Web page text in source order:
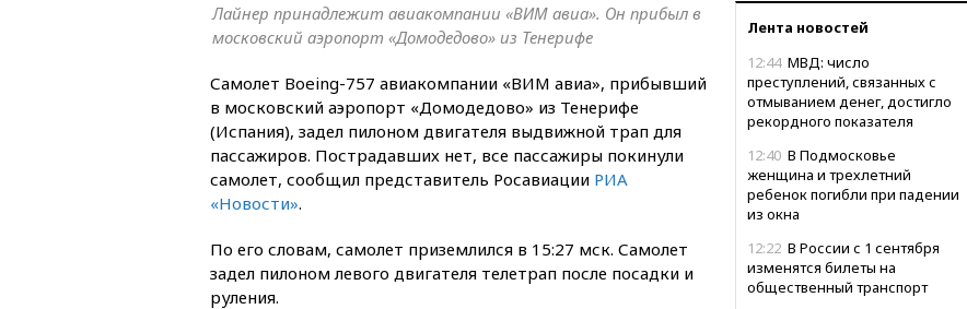
Лента новостей
12:44 МВД: число
преступлений, связанных с
отмыванием денег, достигло
рекордного показателя
12:40 В Подмосковье
женщина и трехлетний
ребенок погибли при падении
из окна
12:22 В России с 1 сентября
изменятся билеты на
общественный транспорт
Лайнер принадлежит авиакомпании «ВИМ авиа». Он прибыл в
московский аэропорт «Домодедово» из Тенерифе
Самолет Boeing-757 авиакомпании «ВИМ авиа», прибывший
в московский аэропорт «Домодедово» из Тенерифе
(Испания), задел пилоном двигателя выдвижной трап для
пассажиров. Пострадавших нет, все пассажиры покинули
самолет, сообщил представитель Росавиации РИА
«Новости».
По его словам, самолет приземлился в 15:27 мск. Самолет
задел пилоном левого двигателя телетрап после посадки и
руления.